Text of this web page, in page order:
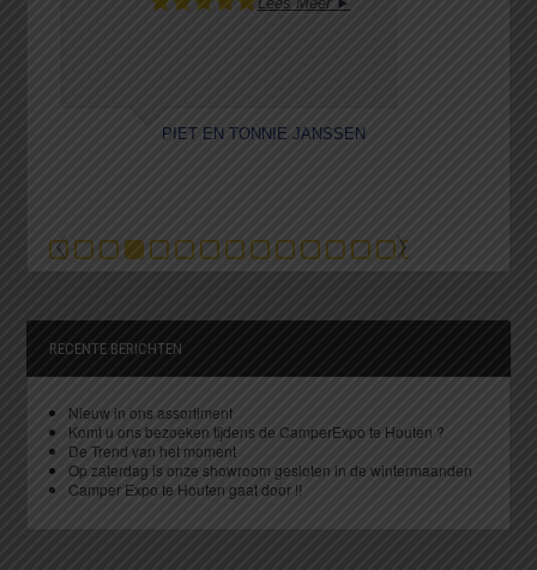
PIET EN TONNIE JANSSEN
RECENTE BERICHTEN
Nieuw in ons assortiment
Komt u ons bezoeken tijdens de CamperExpo te Houten ?
De Trend van het moment
Op zaterdag is onze showroom gesloten in de wintermaanden
Camper Expo te Houten gaat door !!